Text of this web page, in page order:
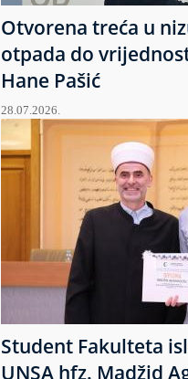
Otvorena treća u
otpada do
Hane Pašić
28.07.2026.
Student Fakulteta
UNSA hfz. Madžid